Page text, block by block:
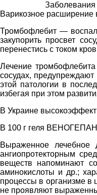
Заболевания вен
Варикозное расширение
Тромбофлебит —
закупорить просвет
перенестись с током
Лечение
сосудах,
этой патологии в
избегая при этом
В Украине
В 100 г геля
Выраженное лечебное
ангиопротекторным
веществ напоминают
аминокислоты и др.;
процессы в организме в
не проявляют